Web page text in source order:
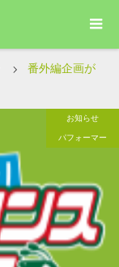
番外編企画が
お知らせ
パフォーマー